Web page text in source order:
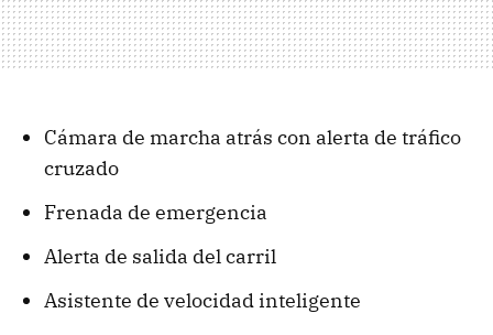
Cámara de marcha atrás con alerta de tráfico
cruzado
Frenada de emergencia
Alerta de salida del carril
Asistente de velocidad inteligente